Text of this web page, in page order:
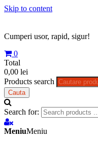
Skip to content
Cumperi usor, rapid, sigur!
0
Total
0,00 lei
Products search
Cauta
Search for:
MeniuMeniu